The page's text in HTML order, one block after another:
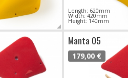
Length: 620mm
Width: 420mm
Height: 140mm
Manta 05
179,00 €